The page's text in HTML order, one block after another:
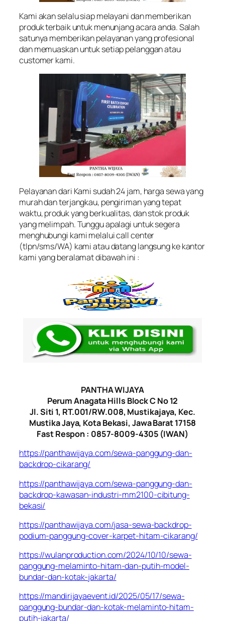
Kami akan selalu siap melayani dan memberikan
produk terbaik untuk menunjang acara anda. Salah
satunya memberikan pelayanan yang profesional
dan memuaskan untuk setiap pelanggan atau
customer kami.
Pelayanan dari Kami sudah 24 jam, harga sewa yang
murah dan terjangkau, pengiriman yang tepat
waktu, produk yang berkualitas, dan stok produk
yang melimpah. Tunggu apalagi untuk segera
menghubungi kami melalui call center
(tlpn/sms/WA) kami atau datang langsung ke kantor
kami yang beralamat dibawah ini :
PANTHA WIJAYA
Perum Anagata Hills Block C No 12
Jl. Siti 1, RT.001/RW.008, Mustikajaya, Kec.
Mustika Jaya, Kota Bekasi, Jawa Barat 17158
Fast Respon : 0857-8009-4305 (IWAN)
https://panthawijaya.com/sewa-panggung-dan-
backdrop-cikarang/
https://panthawijaya.com/sewa-panggung-dan-
backdrop-kawasan-industri-mm2100-cibitung-
bekasi/
https://panthawijaya.com/jasa-sewa-backdrop-
podium-panggung-cover-karpet-hitam-cikarang/
https://wulanproduction.com/2024/10/10/sewa-
panggung-melaminto-hitam-dan-putih-model-
bundar-dan-kotak-jakarta/
https://mandirijayaevent.id/2025/05/17/sewa-
panggung-bundar-dan-kotak-melaminto-hitam-
putih-jakarta/